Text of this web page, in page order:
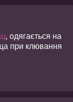
, одягається на
при клювання